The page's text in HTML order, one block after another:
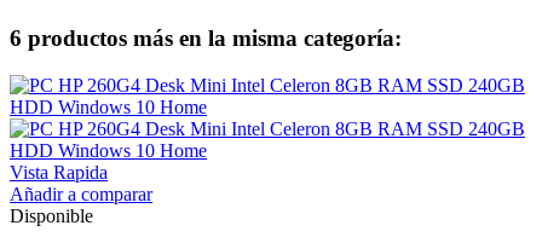
6 productos más en la misma categoría:
Vista Rapida
Añadir a comparar
Disponible